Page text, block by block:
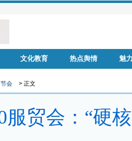
文化教育 热点舆情
魅
会 > 正文
服贸会：“硬